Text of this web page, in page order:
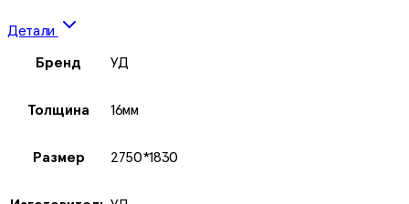
Детали
Бренд УД
Толщина 16мм
Размер 2750*1830